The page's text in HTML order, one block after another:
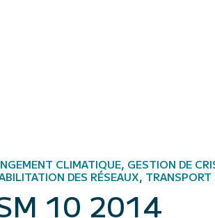
CLIMATIQUE, GESTION DE
DES RÉSEAUX, TRANSPORT
10 2014